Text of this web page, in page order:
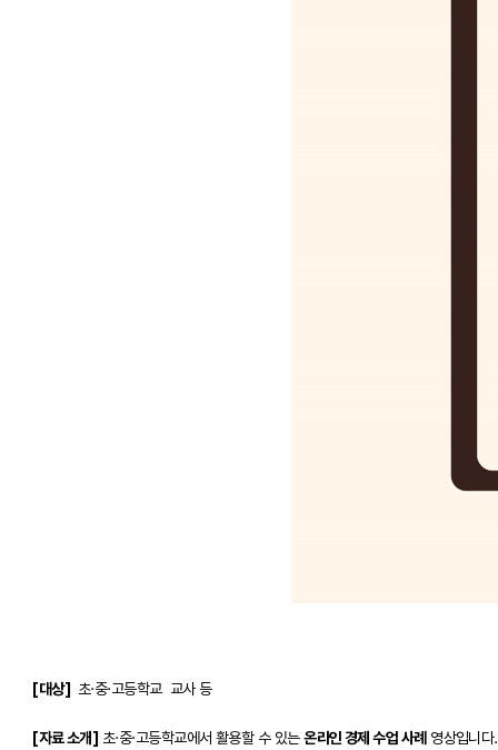
[대상] 초·중·고등학교 교사 등
[자료 소개] 초·중·고등학교에서 활용할 수 있는온라인 경제 수업 사례 영상입니